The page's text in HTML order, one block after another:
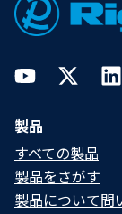
YouTubeTwitter
製品
すべての製品
製品をさがす
製品について問